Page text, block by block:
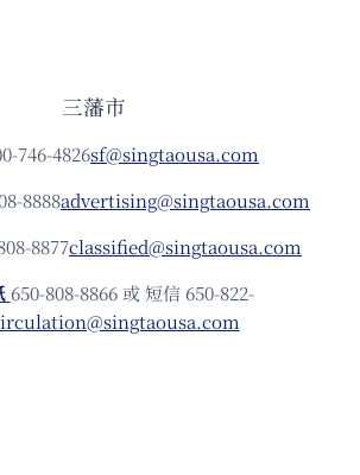
三藩市
746-4826sf@singtaousa.com
8888advertising@singtaousa.com
8877classified@singtaousa.com
650-808-8866 或 短信 650-822-